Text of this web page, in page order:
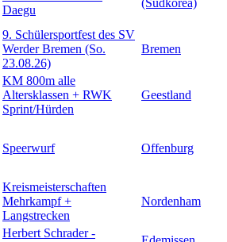
Daegu
9. Schülersportfest des SV
Werder Bremen (So.
23.08.26)
Bremen
KM 800m alle
Altersklassen + RWK
Sprint/Hürden
Geestland
Speerwurf Offenburg
Kreismeisterschaften
Mehrkampf +
Langstrecken
Nordenham
Herbert Schrader -